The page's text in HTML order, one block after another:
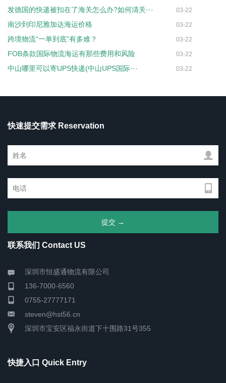
发德国的快递被扣在了海关怎么办?如何清关··· 03-22
南沙到印尼雅加达海运价格 03-22
跨境物流“一单到底”有多难？ 03-22
FOB条款国际物流海运有那些费用和风险 03-22
中山哪里可以寄UPS快递(中山UPS国际··· 03-22
快速提交需求 Reservation
联系我们 Contact US
深圳市恒盛通物流有限公司
136-7000-6560
0755-27777171
steven@hst56.cn
深圳市宝安区福永街道下十围路31号355
快捷入口 Quick Entry